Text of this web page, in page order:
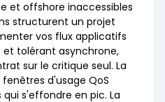
et offshore inaccessibles
structurent un projet
vos flux applicatifs
tolérant asynchrone,
sur le critique seul. La
d'usage QoS
s'effondre en pic. La